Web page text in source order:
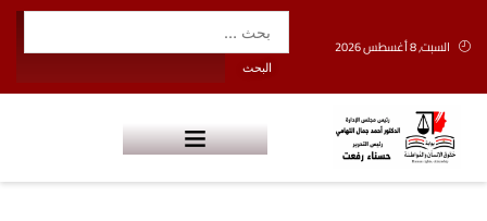
السبت, 8 أغسطس 2026